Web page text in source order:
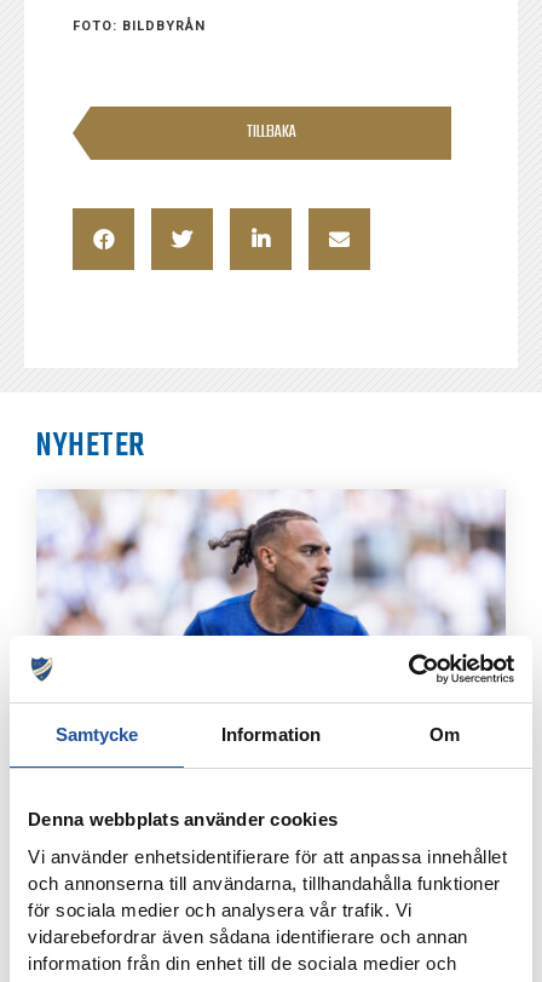
Samtycke Information Om
Denna webbplats använder cookies
Vi använder enhetsidentifierare för att anpassa innehållet
och annonserna till användarna, tillhandahålla funktioner
för sociala medier och analysera vår trafik. Vi
vidarebefordrar även sådana identifierare och annan
information från din enhet till de sociala medier och
FOTO: BILDBYRÅN
TILLBAKA
NYHETER
8 AUGUSTI, 2026